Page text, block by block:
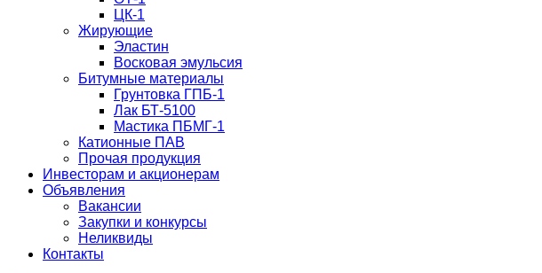
ЦК-1
Жирующие
Эластин
Восковая эмульсия
Битумные материалы
Грунтовка ГПБ-1
Лак БТ-5100
Мастика ПБМГ-1
Катионные ПАВ
Прочая продукция
Инвесторам и акционерам
Объявления
Вакансии
Закупки и конкурсы
Неликвиды
Контакты